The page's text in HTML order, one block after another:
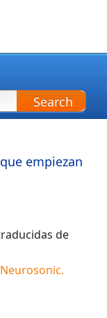
Search
empiezan
de
Neurosonic.